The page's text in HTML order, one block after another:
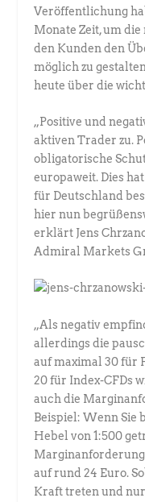
Veröffentlichung
Monate Zeit, um die
den Kunden den
möglich zu
heute über die
„Positive und
aktiven Trader zu.
obligatorische
europaweit. Dies
für Deutschland
hier nun
erklärt Jens
Admiral Markets
„Als negativ
allerdings die
auf maximal 30 für
20 für Index-CFDs
auch die
Beispiel: Wenn Sie
Hebel von 1:500
auf rund 24 Euro.
Kraft treten und